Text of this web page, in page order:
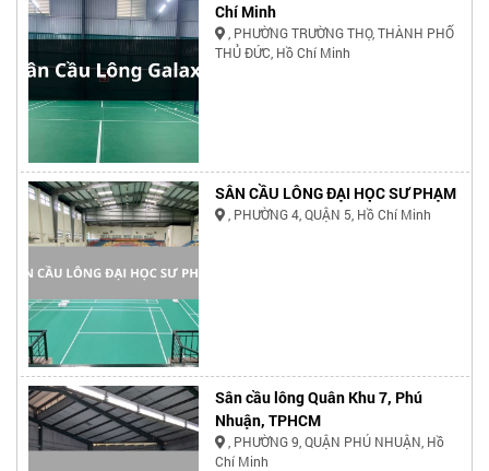
Chí Minh
, PHƯỜNG TRƯỜNG THỌ, THÀNH PHỐ
THỦ ĐỨC, Hồ Chí Minh
SÂN CẦU LÔNG ĐẠI HỌC SƯ PHẠM
, PHƯỜNG 4, QUẬN 5, Hồ Chí Minh
Sân cầu lông Quân Khu 7, Phú
Nhuận, TPHCM
, PHƯỜNG 9, QUẬN PHÚ NHUẬN, Hồ
Chí Minh